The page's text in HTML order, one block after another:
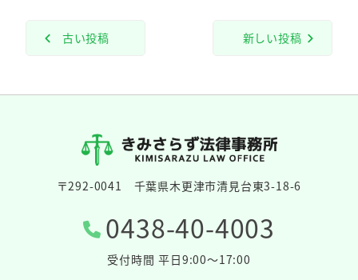
古い投稿 新しい投稿
〒292-0041 千葉県木更津市清見台東3-18-6
0438-40-4003
受付時間 平日9:00～17:00